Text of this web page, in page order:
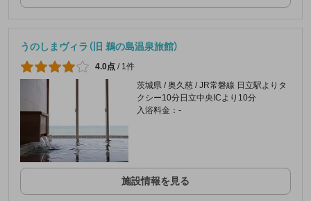
うのしまヴィラ（旧 鵜の島温泉旅館）
4.0点 / 1件
茨城県 / 奥久慈 / JR常磐線 日立駅よりタ
クシー10分日立中央ICより10分
入浴料金：-
施設情報を見る